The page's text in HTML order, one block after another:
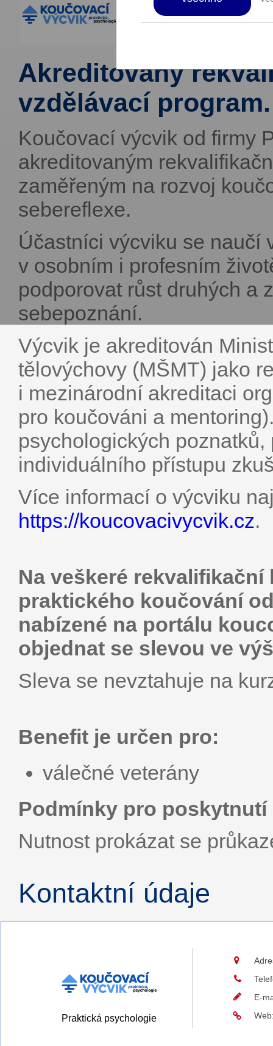
Akreditovaný
vzdělávací program.
Koučovací výcvik od firmy
akreditovaným
zaměřeným na rozvoj
sebereflexe.
Účastníci výcviku se naučí
v osobním i profesním
podporovat růst druhých a
sebepoznání.
Výcvik je akreditován
tělovýchovy (MŠMT) jako
i mezinárodní akreditaci
pro koučováni a
psychologických
individuálního přístupu
Více informací o výcviku
https://koucovacivycvik.cz.
Na veškeré
praktického koučování
nabízené na portálu
objednat se slevou ve
Sleva se nevztahuje na
Benefit je určen pro:
válečné veterány
Podmínky pro poskytnutí
Nutnost prokázat se
Kontaktní údaje
Praktická psychologie
E-